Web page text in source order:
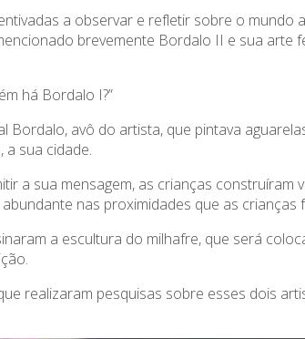
a observar e refletir sobre o
brevemente Bordalo II e sua
há Bordalo I?”
avô do artista, que pintava
a sua cidade.
a sua mensagem, as crianças construíram
nas proximidades que as
a escultura do milhafre, que será
realizaram pesquisas sobre esses dois